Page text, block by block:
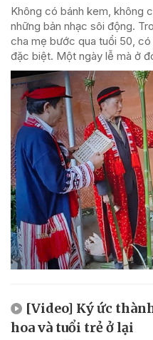
Không có bánh kem, không
những bản nhạc sôi động.
cha mẹ bước qua tuổi 50,
đặc biệt. Một ngày lễ mà ở
[Video] Ký ức
hoa và tuổi trẻ ở lại